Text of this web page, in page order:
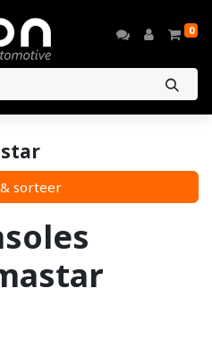
0
sorteer